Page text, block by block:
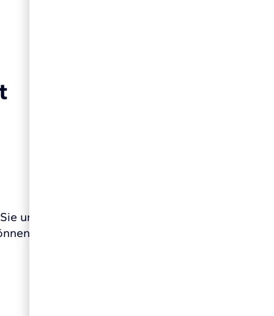
uns unter der E-Mail-Adresse
Sie uns die Barriere auch telefonisch